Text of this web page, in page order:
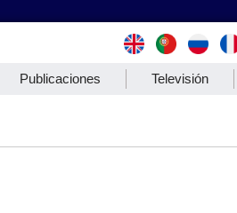
Publicaciones Televisión